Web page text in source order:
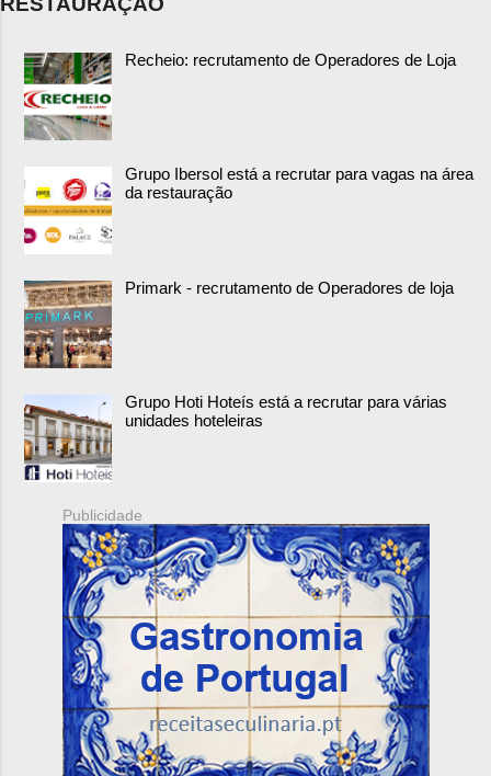
Recheio: recrutamento de Operadores de Loja
Grupo Ibersol está a recrutar para vagas na área
da restauração
Primark - recrutamento de Operadores de loja
Grupo Hoti Hoteís está a recrutar para várias
unidades hoteleiras
Publicidade